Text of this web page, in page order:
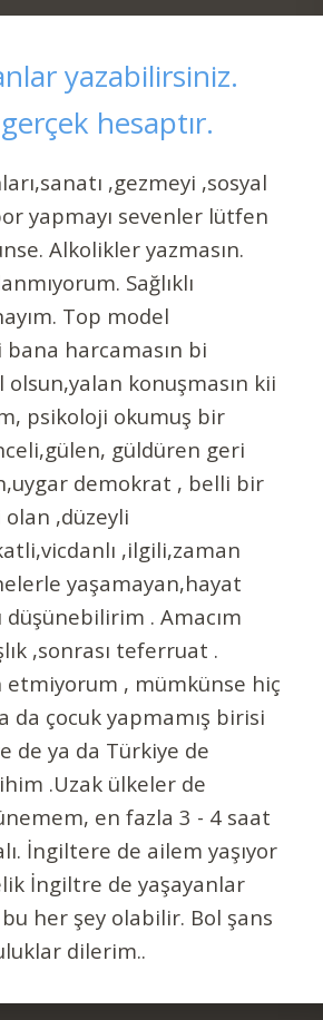
yazabilirsiniz.
hesaptır.
,gezmeyi ,sosyal
yapmayı sevenler lütfen
Alkolikler yazmasın.
Sağlıklı
Top model
harcamasın bi
olsun,yalan konuşmasın kii
psikoloji okumuş bir
güldüren geri
demokrat , belli bir
,düzeyli
,ilgili,zaman
yaşamayan,hayat
düşünebilirim . Amacım
,sonrası teferruat .
etmiyorum , mümkünse hiç
da çocuk yapmamış birisi
de ya da Türkiye de
.Uzak ülkeler de
en fazla 3 - 4 saat
İngiltere de ailem yaşıyor
İngiltre de yaşayanlar
her şey olabilir. Bol şans
dilerim..